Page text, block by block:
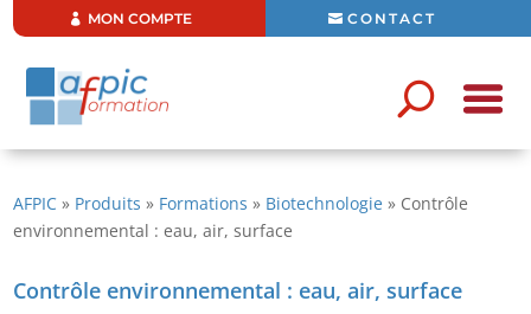
CONTACT
MON COMPTE
AFPIC » Produits » Formations » Biotechnologie » Contrôle
environnemental : eau, air, surface
Contrôle environnemental : eau, air, surface